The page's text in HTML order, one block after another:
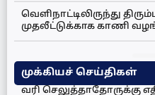
வெளிநாட்டிலிருந்து
முதலீட்டுக்காக காணி
முக்கியச் செய்திகள்
வரி செலுத்தாதோருக்கு